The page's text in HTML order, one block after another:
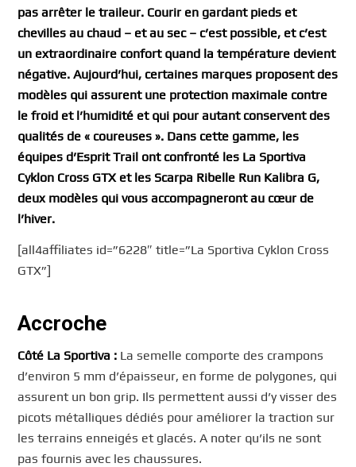
pas arrêter le traileur. Courir en gardant pieds et
chevilles au chaud – et au sec – c’est possible, et c’est
un extraordinaire confort quand la température devient
négative. Aujourd’hui, certaines marques proposent des
modèles qui assurent une protection maximale contre
le froid et l’humidité et qui pour autant conservent des
qualités de « coureuses ». Dans cette gamme, les
équipes d’Esprit Trail ont confronté les La Sportiva
Cyklon Cross GTX et les Scarpa Ribelle Run Kalibra G,
deux modèles qui vous accompagneront au cœur de
l’hiver.
[all4affiliates id=”6228″ title=”La Sportiva Cyklon Cross
GTX”]
Accroche
Côté La Sportiva : La semelle comporte des crampons
d’environ 5 mm d’épaisseur, en forme de polygones, qui
assurent un bon grip. Ils permettent aussi d’y visser des
picots métalliques dédiés pour améliorer la traction sur
les terrains enneigés et glacés. A noter qu’ils ne sont
pas fournis avec les chaussures.